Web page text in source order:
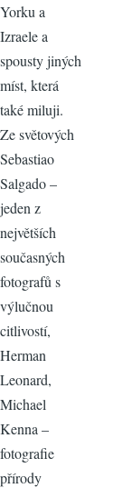
Yorku a
Izraele a
spousty jiných
míst, která
také miluji.
Ze světových
Sebastiao
Salgado –
jeden z
největších
současných
fotografů s
výlučnou
citlivostí,
Herman
Leonard,
Michael
Kenna –
fotografie
přírody